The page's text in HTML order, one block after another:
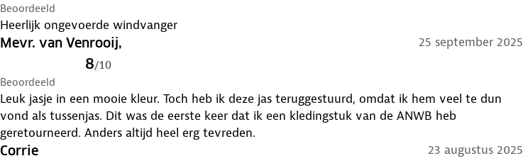
Beoordeeld
Heerlijk ongevoerde windvanger
Mevr. van Venrooij, 25 september 2025
8/10
Beoordeeld
Leuk jasje in een mooie kleur. Toch heb ik deze jas teruggestuurd, omdat ik hem veel te dun
vond als tussenjas. Dit was de eerste keer dat ik een kledingstuk van de ANWB heb
geretourneerd. Anders altijd heel erg tevreden.
Corrie 23 augustus 2025